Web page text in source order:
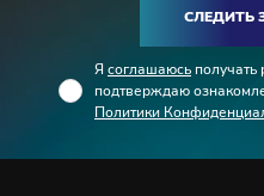
СЛЕДИТЬ
Я соглашаюсь
подтверждаю
Политики